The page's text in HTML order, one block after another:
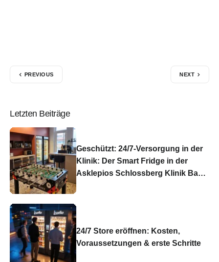
PREVIOUS NEXT
Letzten Beiträge
Geschützt: 24/7-Versorgung in der
Klinik: Der Smart Fridge in der
Asklepios Schlossberg Klinik Bad
24/7 Store eröffnen: Kosten,
Voraussetzungen & erste Schritte